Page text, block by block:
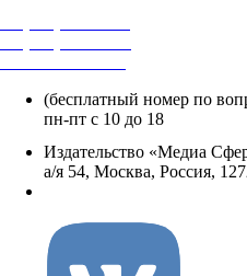
(бесплатный номер по
пн-пт с 10 до 18
Издательство «Медиа
а/я 54, Москва, Россия,